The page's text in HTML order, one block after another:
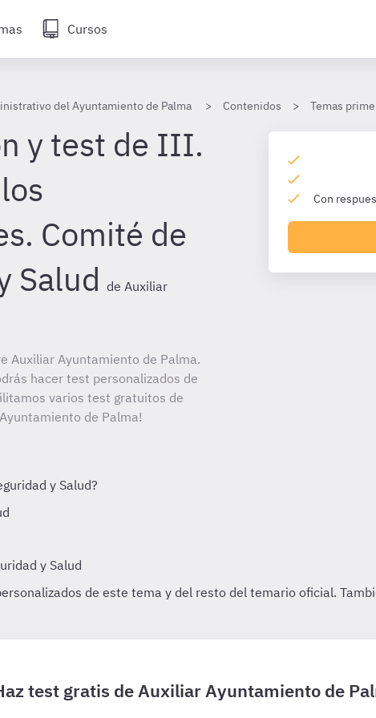
Cursos
del Ayuntamiento de Palma Contenidos Temas
y test de III.
Comité de
Salud de Auxiliar
Auxiliar Ayuntamiento de Palma.
hacer test personalizados de
varios test gratuitos de
de Palma!
Con
test gratis de Auxiliar Ayuntamiento de